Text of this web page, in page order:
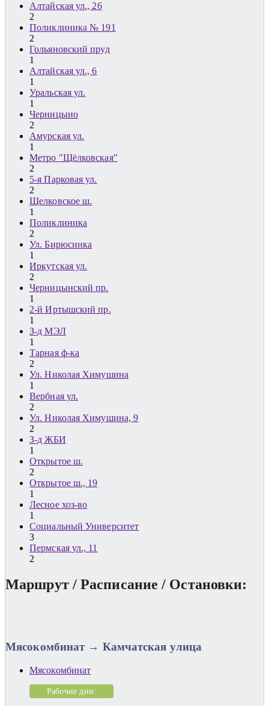
Алтайская ул., 26
2
Поликлиника № 191
2
Гольяновский пруд
1
Алтайская ул., 6
1
Уральская ул.
1
Черницыно
2
Амурская ул.
1
Метро "Щёлковская"
2
5-я Парковая ул.
2
Щелковское ш.
1
Поликлиника
2
Ул. Бирюсинка
1
Иркутская ул.
2
Черницынский пр.
1
2-й Иртышский пр.
1
З-д МЭЛ
1
Тарная ф-ка
2
Ул. Николая Химушина
1
Вербная ул.
2
Ул. Николая Химушина, 9
2
З-д ЖБИ
1
Открытое ш.
2
Открытое ш., 19
1
Лесное хоз-во
1
Социальный Университет
3
Пермская ул., 11
2
Маршрут / Расписание / Остановки:
Мясокомбинат → Камчатская улица
Мясокомбинат
Рабочие дни: